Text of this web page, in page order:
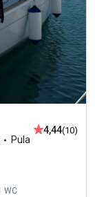
Pula
4,44(10)
WC